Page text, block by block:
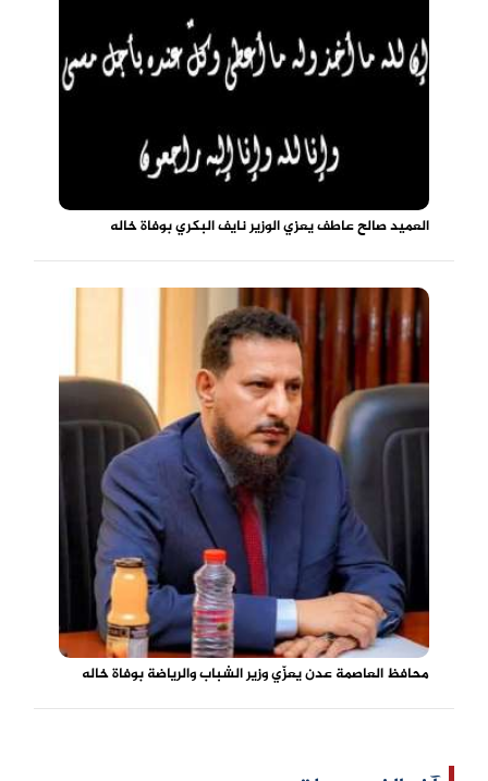
العميد صالح عاطف يعزي الوزير نايف البكري بوفاة خاله
محافظ العاصمة عدن يعزّي وزير الشباب والرياضة بوفاة خاله